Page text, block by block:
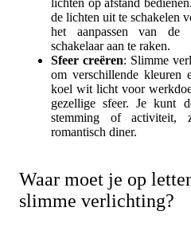
de lichten uit te schakelen
het aanpassen van de
schakelaar aan te raken.
Sfeer creëren: Slimme
om verschillende
koel wit licht voor
gezellige sfeer. Je kunt
stemming of activiteit,
romantisch diner.
Waar moet je op
slimme verlichting?